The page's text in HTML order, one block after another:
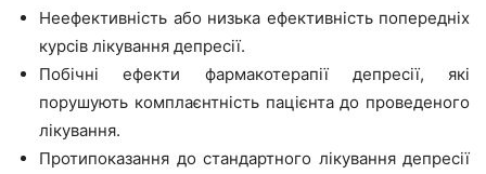
Неефективність або низька ефективність попередніх
курсів лікування депресії.
Побічні ефекти фармакотерапії депресії, які
порушують комплаєнтність пацієнта до проведеного
лікування.
Протипоказання до стандартного лікування депресії